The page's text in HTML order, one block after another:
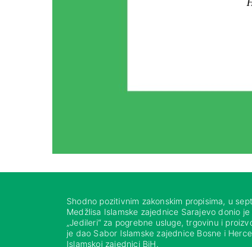
Shodno pozitivnim zakonskim propisima, u
Medžlisa Islamske zajednice Sarajevo donio
„Jedileri“ za pogrebne usluge, trgovinu i
je dao Sabor Islamske zajednice Bosne i
Islamskoj zajednici BiH.